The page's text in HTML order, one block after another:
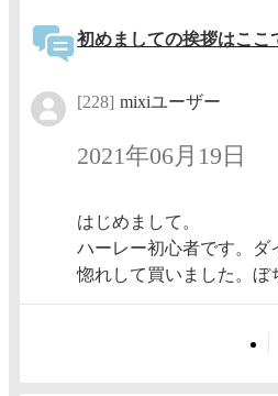
初めましての挨拶はここ
[228] mixiユーザー
2021年06月19日
はじめまして。
ハーレー初心者です。ダ
惚れして買いました。ぼ